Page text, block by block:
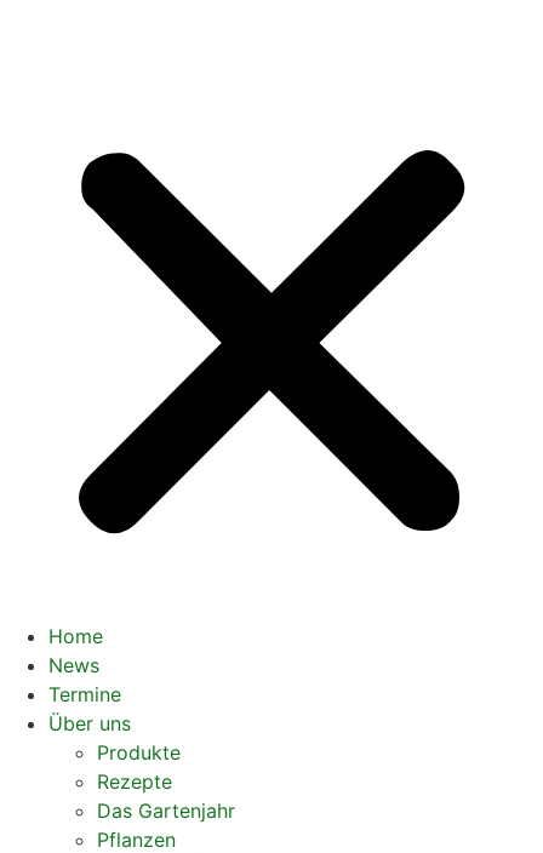
Home
News
Termine
Über uns
Produkte
Rezepte
Das Gartenjahr
Pflanzen